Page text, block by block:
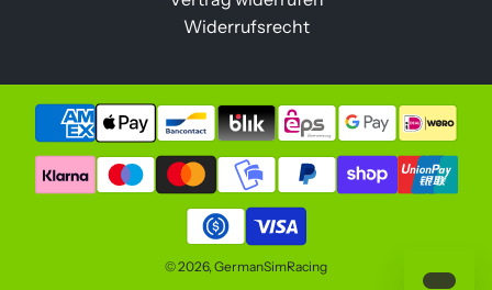
Widerrufsrecht
© 2026, GermanSimRacing